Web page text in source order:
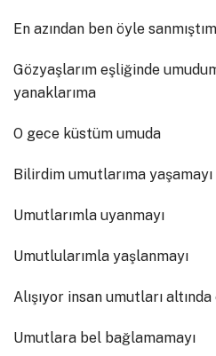
En azından ben öyle sanmıştım
Gözyaşlarım eşliğinde
yanaklarıma
O gece küstüm umuda
Bilirdim umutlarıma yaşamayı
Umutlarımla uyanmayı
Umutlularımla yaşlanmayı
Alışıyor insan umutları
Umutlara bel bağlamamayı